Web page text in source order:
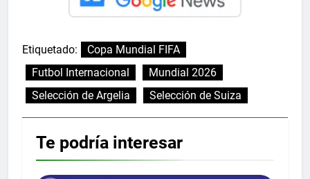
Etiquetado:
Copa Mundial FIFA
Futbol Internacional
Mundial 2026
Selección de Argelia
Selección de Suiza
Te podría interesar